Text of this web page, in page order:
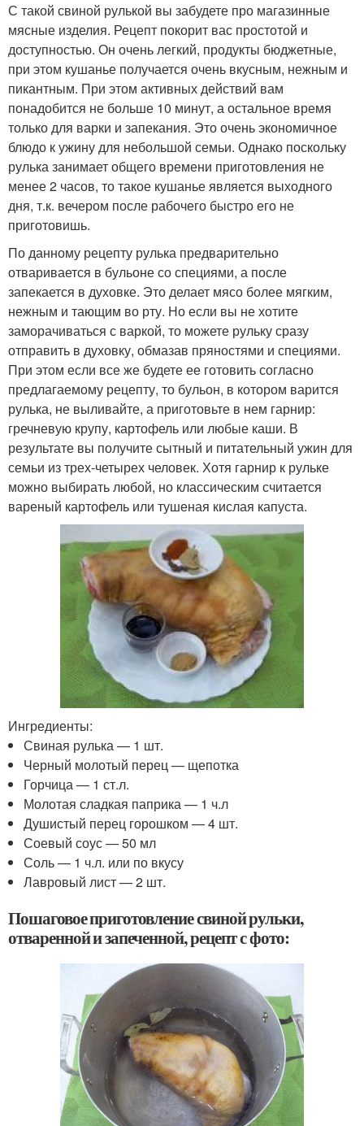
С такой свиной рулькой вы забудете про магазинные
мясные изделия. Рецепт покорит вас простотой и
доступностью. Он очень легкий, продукты бюджетные,
при этом кушанье получается очень вкусным, нежным и
пикантным. При этом активных действий вам
понадобится не больше 10 минут, а остальное время
только для варки и запекания. Это очень экономичное
блюдо к ужину для небольшой семьи. Однако поскольку
рулька занимает общего времени приготовления не
менее 2 часов, то такое кушанье является выходного
дня, т.к. вечером после рабочего быстро его не
приготовишь.
По данному рецепту рулька предварительно
отваривается в бульоне со специями, а после
запекается в духовке. Это делает мясо более мягким,
нежным и тающим во рту. Но если вы не хотите
заморачиваться с варкой, то можете рульку сразу
отправить в духовку, обмазав пряностями и специями.
При этом если все же будете ее готовить согласно
предлагаемому рецепту, то бульон, в котором варится
рулька, не выливайте, а приготовьте в нем гарнир:
гречневую крупу, картофель или любые каши. В
результате вы получите сытный и питательный ужин для
семьи из трех-четырех человек. Хотя гарнир к рульке
можно выбирать любой, но классическим считается
вареный картофель или тушеная кислая капуста.
Ингредиенты:
Свиная рулька — 1 шт.
Черный молотый перец — щепотка
Горчица — 1 ст.л.
Молотая сладкая паприка — 1 ч.л
Душистый перец горошком — 4 шт.
Соевый соус — 50 мл
Соль — 1 ч.л. или по вкусу
Лавровый лист — 2 шт.
Пошаговое приготовление свиной рульки,
отваренной и запеченной, рецепт с фото: